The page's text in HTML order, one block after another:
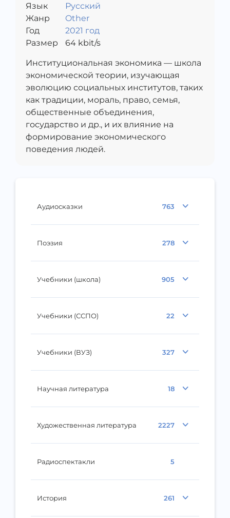
Аудиосказки 763
Поэзия 278
Учебники (школа) 905
Учебники (ССПО) 22
Учебники (ВУЗ) 327
Научная литература 18
Художественная литература 2227
Радиоспектакли 5
История 261
Язык
Русский
Жанр
Other
Год
2021 год
Размер
64kbit/s
Институциональная экономика — школа
экономической теории, изучающая
эволюцию социальных институтов, таких
как традиции, мораль, право, семья,
общественные объединения,
государство и др., и их влияние на
формирование экономического
поведения людей.